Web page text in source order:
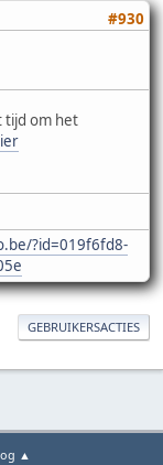
#930
tijd om het
?id=019f6fd8-
GEBRUIKERSACTIES
▲